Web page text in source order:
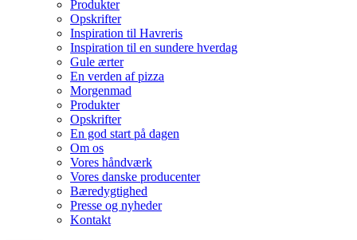
Produkter
Opskrifter
Inspiration til Havreris
Inspiration til en sundere hverdag
Gule ærter
En verden af pizza
Morgenmad
Produkter
Opskrifter
En god start på dagen
Om os
Vores håndværk
Vores danske producenter
Bæredygtighed
Presse og nyheder
Kontakt